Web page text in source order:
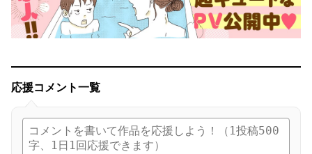
応援コメント一覧